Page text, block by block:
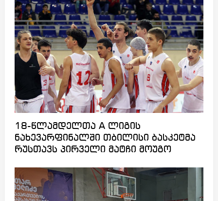
18-წლამდელთა A ლიგის
ნახევარფინალში თბილისი ბასკეტმა
რუსთავს პირველი მატჩი მოუგო